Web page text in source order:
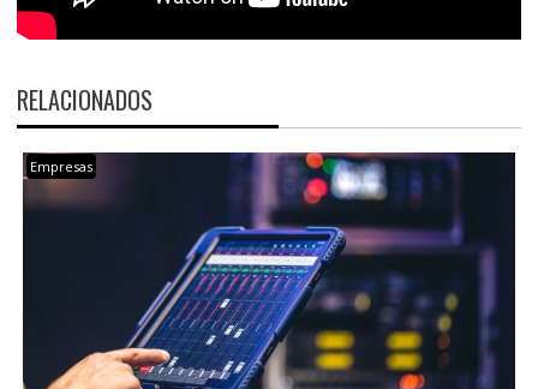
RELACIONADOS
Empresas